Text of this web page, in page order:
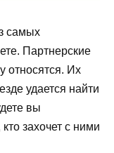
самых
Партнерские
относятся. Их
удается найти
вы
захочет с ними